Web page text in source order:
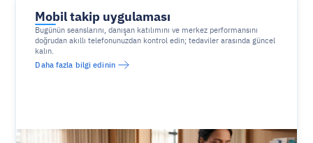
Mobil takip uygulaması
Bugünün seanslarını, danışan katılımını ve merkez performansını
doğrudan akıllı telefonunuzdan kontrol edin; tedaviler arasında güncel
kalın.
Daha fazla bilgi edinin